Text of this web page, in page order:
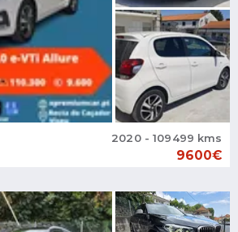
2020 - 109499 kms
9600€